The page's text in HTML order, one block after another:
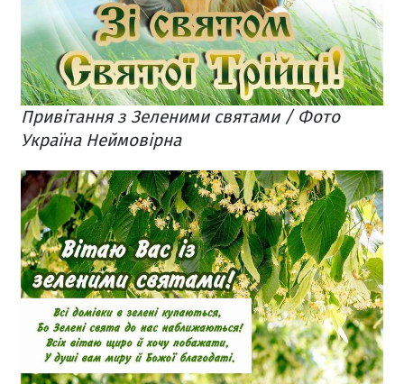
Привітання з Зеленими святами / Фото
Україна Неймовірна